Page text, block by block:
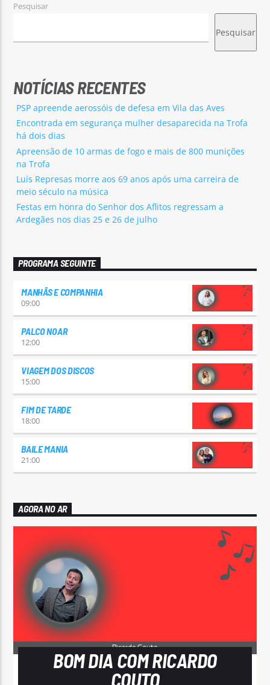
Pesquisar
Pesquisar
NOTÍCIAS RECENTES
PSP apreende aerossóis de defesa em Vila das Aves
Encontrada em segurança mulher desaparecida na Trofa
há dois dias
Apreensão de 10 armas de fogo e mais de 800 munições
na Trofa
Luís Represas morre aos 69 anos após uma carreira de
meio século na música
Festas em honra do Senhor dos Aflitos regressam a
Ardegães nos dias 25 e 26 de julho
PROGRAMA SEGUINTE
MANHÃS E COMPANHIA
09:00
PALCO NOAR
12:00
VIAGEM DOS DISCOS
15:00
FIM DE TARDE
18:00
BAILE MANIA
21:00
AGORA NO AR
BOM DIA COM RICARDO
COUTO